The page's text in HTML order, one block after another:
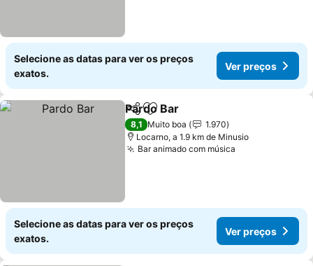
Selecione as datas para ver os preços
exatos.
Ver preços
PartilharAdicionar aos favoritos
Pardo Bar
8,1 Muito boa
1.970
Locarno, a 1.9 km de Minusio
Bar animado com música
Selecione as datas para ver os preços
exatos.
Ver preços